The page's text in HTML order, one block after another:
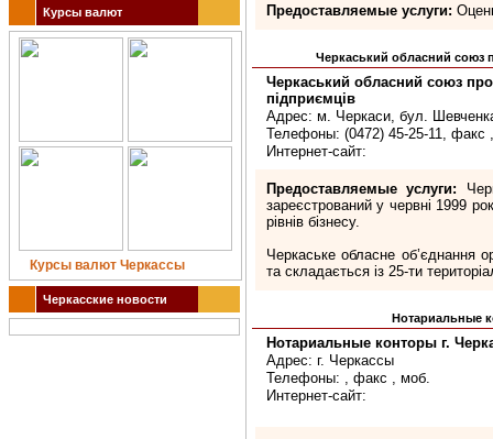
Курсы валют
Курсы валют Черкассы
Черкасские новости
Предоставляемые услуги:
Черкаський обласний союз
Черкаський обласний союз
підприємців
Адрес: м. Черкаси, бул.
Телефоны: (0472) 45-25-11, факс
Интернет-сайт:
Предоставляемые услуги:
зареєстрований у червні 1999
рівнів бізнесу.
Черкаське обласне об’єднання
та складається із 25-ти
Нотариальные
Нотариальные конторы г.
Адрес: г. Черкассы
Телефоны: , факс , моб.
Интернет-сайт: